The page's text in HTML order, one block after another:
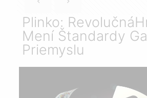
Plinko:
Mení Štandardy
Priemyslu